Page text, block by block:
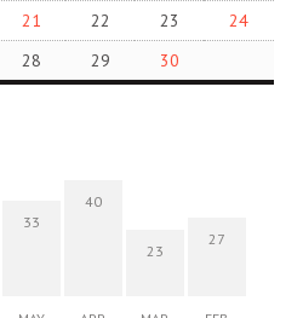
21 22 23
24
28 29 30
33
40
23
27